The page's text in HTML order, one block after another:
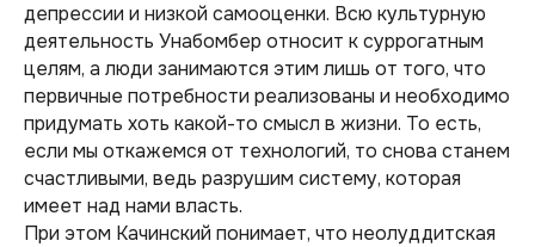
депрессии и низкой самооценки. Всю культурную
деятельность Унабомбер относит к суррогатным
целям, а люди занимаются этим лишь от того, что
первичные потребности реализованы и необходимо
придумать хоть какой-то смысл в жизни. То есть,
если мы откажемся от технологий, то снова станем
счастливыми, ведь разрушим систему, которая
имеет над нами власть.
При этом Качинский понимает, что неолуддитская